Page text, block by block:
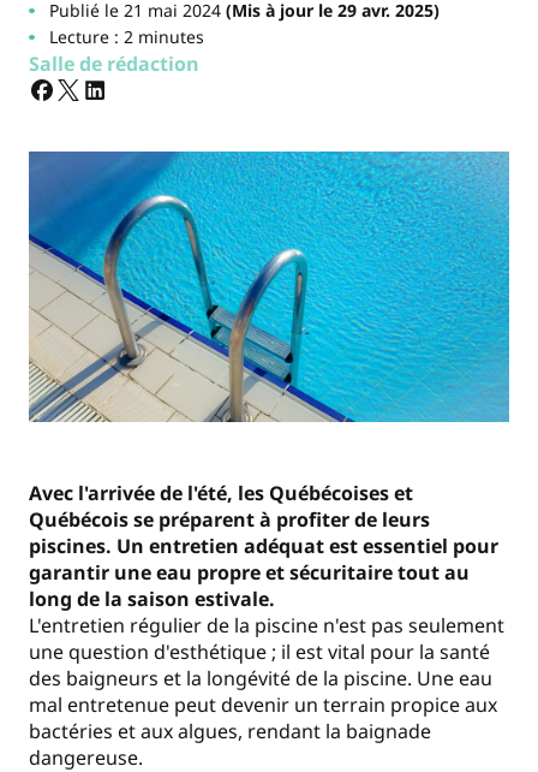
Publié le 21 mai 2024(Mis à jour le 29 avr. 2025)
Lecture : 2 minutes
Salle de rédaction
Avec l'arrivée de l'été, les Québécoises et
Québécois se préparent à profiter de leurs
piscines. Un entretien adéquat est essentiel pour
garantir une eau propre et sécuritaire tout au
long de la saison estivale.
L'entretien régulier de la piscine n'est pas seulement
une question d'esthétique ; il est vital pour la santé
des baigneurs et la longévité de la piscine. Une eau
mal entretenue peut devenir un terrain propice aux
bactéries et aux algues, rendant la baignade
dangereuse.